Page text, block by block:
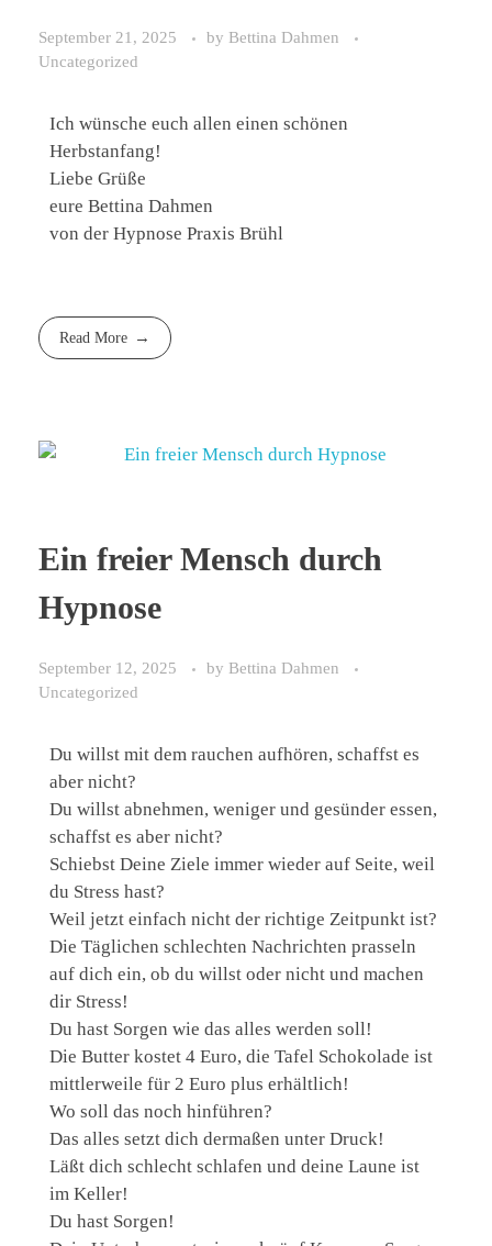
September 21, 2025 by Bettina Dahmen
Uncategorized
Ich wünsche euch allen einen schönen
Herbstanfang!
Liebe Grüße
eure Bettina Dahmen
von der Hypnose Praxis Brühl
Read More
Ein freier Mensch durch
Hypnose
September 12, 2025 by Bettina Dahmen
Uncategorized
Du willst mit dem rauchen aufhören, schaffst es
aber nicht?
Du willst abnehmen, weniger und gesünder essen,
schaffst es aber nicht?
Schiebst Deine Ziele immer wieder auf Seite, weil
du Stress hast?
Weil jetzt einfach nicht der richtige Zeitpunkt ist?
Die Täglichen schlechten Nachrichten prasseln
auf dich ein, ob du willst oder nicht und machen
dir Stress!
Du hast Sorgen wie das alles werden soll!
Die Butter kostet 4 Euro, die Tafel Schokolade ist
mittlerweile für 2 Euro plus erhältlich!
Wo soll das noch hinführen?
Das alles setzt dich dermaßen unter Druck!
Läßt dich schlecht schlafen und deine Laune ist
im Keller!
Du hast Sorgen!